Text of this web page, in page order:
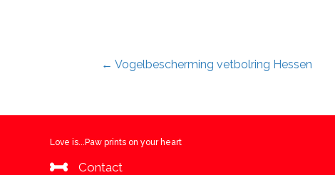
Posts
← Vogelbescherming vetbolring Hessen
Love is...Paw prints on your heart
Contact